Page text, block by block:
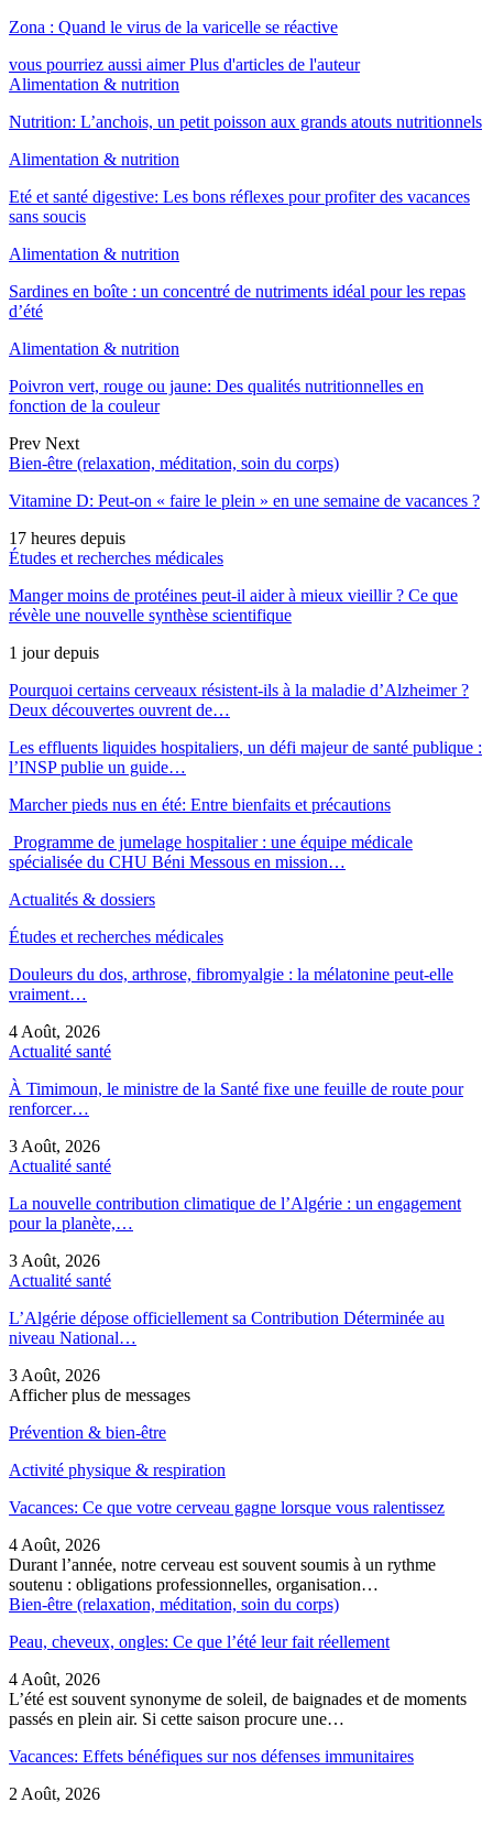
Zona : Quand le virus de la varicelle se réactive
vous pourriez aussi aimer Plus d'articles de l'auteur
Alimentation & nutrition
Nutrition: L’anchois, un petit poisson aux grands atouts nutritionnels
Alimentation & nutrition
Eté et santé digestive: Les bons réflexes pour profiter des vacances
sans soucis
Alimentation & nutrition
Sardines en boîte : un concentré de nutriments idéal pour les repas
d’été
Alimentation & nutrition
Poivron vert, rouge ou jaune: Des qualités nutritionnelles en
fonction de la couleur
Prev Next
Bien-être (relaxation, méditation, soin du corps)
Vitamine D: Peut-on « faire le plein » en une semaine de vacances ?
17 heures depuis
Études et recherches médicales
Manger moins de protéines peut-il aider à mieux vieillir ? Ce que
révèle une nouvelle synthèse scientifique
1 jour depuis
Pourquoi certains cerveaux résistent-ils à la maladie d’Alzheimer ?
Deux découvertes ouvrent de…
Les effluents liquides hospitaliers, un défi majeur de santé publique :
l’INSP publie un guide…
Marcher pieds nus en été: Entre bienfaits et précautions
Programme de jumelage hospitalier : une équipe médicale
spécialisée du CHU Béni Messous en mission…
Actualités & dossiers
Études et recherches médicales
Douleurs du dos, arthrose, fibromyalgie : la mélatonine peut-elle
vraiment…
4 Août, 2026
Actualité santé
À Timimoun, le ministre de la Santé fixe une feuille de route pour
renforcer…
3 Août, 2026
Actualité santé
La nouvelle contribution climatique de l’Algérie : un engagement
pour la planète,…
3 Août, 2026
Actualité santé
L’Algérie dépose officiellement sa Contribution Déterminée au
niveau National…
3 Août, 2026
Afficher plus de messages
Prévention & bien-être
Activité physique & respiration
Vacances: Ce que votre cerveau gagne lorsque vous ralentissez
4 Août, 2026
Durant l’année, notre cerveau est souvent soumis à un rythme
soutenu : obligations professionnelles, organisation…
Bien-être (relaxation, méditation, soin du corps)
Peau, cheveux, ongles: Ce que l’été leur fait réellement
4 Août, 2026
L’été est souvent synonyme de soleil, de baignades et de moments
passés en plein air. Si cette saison procure une…
Vacances: Effets bénéfiques sur nos défenses immunitaires
2 Août, 2026